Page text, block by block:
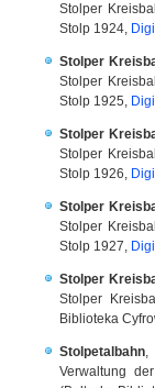
Stolper
Stolp 1924,
Stolper
Stolper
Stolp 1925,
Stolper
Stolper
Stolp 1926,
Stolper
Stolper
Stolp 1927,
Stolper
Stolper
Biblioteka
Stolpetalbahn,
Verwaltung